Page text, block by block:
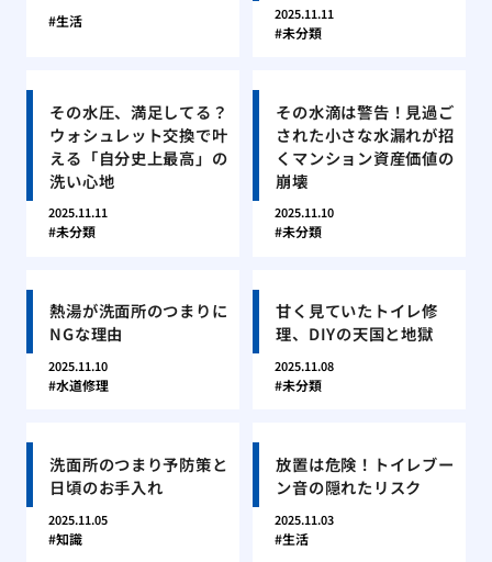
生活 2025.11.11
未分類
その水圧、満足してる？
ウォシュレット交換で叶
える「自分史上最高」の
洗い心地
2025.11.11
未分類
その水滴は警告！見過ご
された小さな水漏れが招
くマンション資産価値の
崩壊
2025.11.10
未分類
熱湯が洗面所のつまりに
NGな理由
2025.11.10
水道修理
甘く見ていたトイレ修
理、DIYの天国と地獄
2025.11.08
未分類
洗面所のつまり予防策と
日頃のお手入れ
2025.11.05
知識
放置は危険！トイレブー
ン音の隠れたリスク
2025.11.03
生活